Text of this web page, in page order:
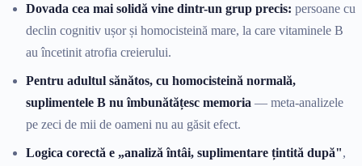
Dovada cea mai solidă vine dintr-un grup precis: persoane cu
declin cognitiv ușor și homocisteină mare, la care vitaminele B
au încetinit atrofia creierului.
Pentru adultul sănătos, cu homocisteină normală,
suplimentele B nu îmbunătățesc memoria — meta-analizele
pe zeci de mii de oameni nu au găsit efect.
Logica corectă e „analiză întâi, suplimentare țintită după",